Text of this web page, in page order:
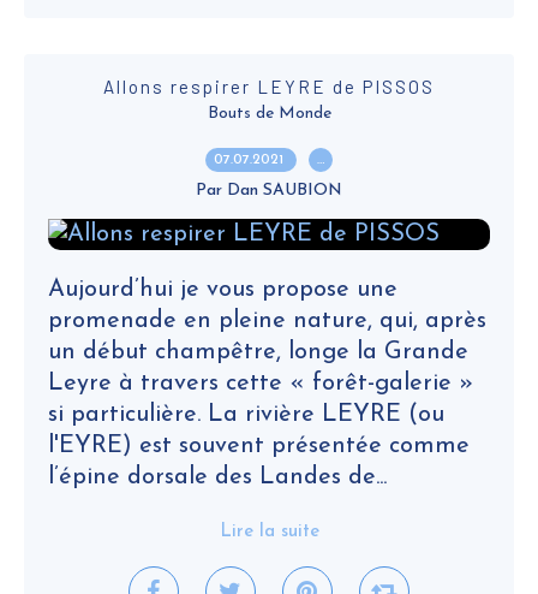
Allons respirer LEYRE de PISSOS
Bouts de Monde
07.07.2021 …
Par Dan SAUBION
Aujourd’hui je vous propose une
promenade en pleine nature, qui, après
un début champêtre, longe la Grande
Leyre à travers cette « forêt-galerie »
si particulière. La rivière LEYRE (ou
l'EYRE) est souvent présentée comme
l’épine dorsale des Landes de...
Lire la suite